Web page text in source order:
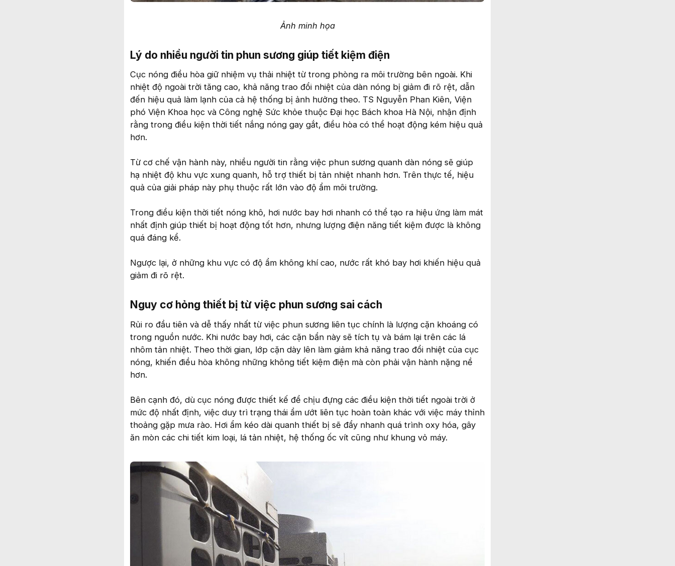
Ảnh minh họa
Lý do nhiều người tin phun sương giúp tiết kiệm điện​
Cục nóng điều hòa giữ nhiệm vụ thải nhiệt từ trong phòng ra môi trường bên ngoài. Khi
nhiệt độ ngoài trời tăng cao, khả năng trao đổi nhiệt của dàn nóng bị giảm đi rõ rệt, dẫn
đến hiệu quả làm lạnh của cả hệ thống bị ảnh hưởng theo. TS Nguyễn Phan Kiên, Viện
phó Viện Khoa học và Công nghệ Sức khỏe thuộc Đại học Bách khoa Hà Nội, nhận định
rằng trong điều kiện thời tiết nắng nóng gay gắt, điều hòa có thể hoạt động kém hiệu quả
hơn.
Từ cơ chế vận hành này, nhiều người tin rằng việc phun sương quanh dàn nóng sẽ giúp
hạ nhiệt độ khu vực xung quanh, hỗ trợ thiết bị tản nhiệt nhanh hơn. Trên thực tế, hiệu
quả của giải pháp này phụ thuộc rất lớn vào độ ẩm môi trường.
Trong điều kiện thời tiết nóng khô, hơi nước bay hơi nhanh có thể tạo ra hiệu ứng làm mát
nhất định giúp thiết bị hoạt động tốt hơn, nhưng lượng điện năng tiết kiệm được là không
quá đáng kể.
Ngược lại, ở những khu vực có độ ẩm không khí cao, nước rất khó bay hơi khiến hiệu quả
giảm đi rõ rệt.
Nguy cơ hỏng thiết bị từ việc phun sương sai cách​
Rủi ro đầu tiên và dễ thấy nhất từ việc phun sương liên tục chính là lượng cặn khoáng có
trong nguồn nước. Khi nước bay hơi, các cặn bẩn này sẽ tích tụ và bám lại trên các lá
nhôm tản nhiệt. Theo thời gian, lớp cặn dày lên làm giảm khả năng trao đổi nhiệt của cục
nóng, khiến điều hòa không những không tiết kiệm điện mà còn phải vận hành nặng nề
hơn.
Bên cạnh đó, dù cục nóng được thiết kế để chịu đựng các điều kiện thời tiết ngoài trời ở
mức độ nhất định, việc duy trì trạng thái ẩm ướt liên tục hoàn toàn khác với việc máy thỉnh
thoảng gặp mưa rào. Hơi ẩm kéo dài quanh thiết bị sẽ đẩy nhanh quá trình oxy hóa, gây
ăn mòn các chi tiết kim loại, lá tản nhiệt, hệ thống ốc vít cũng như khung vỏ máy.